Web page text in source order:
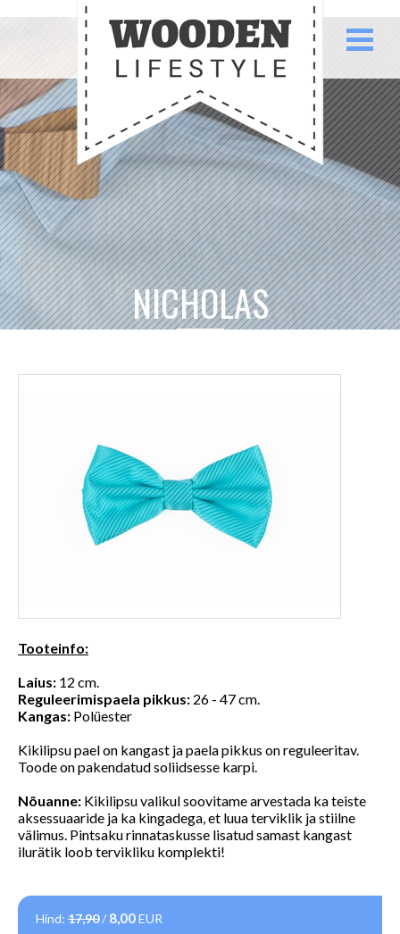
NICHOLAS
Tooteinfo:
Laius: 12 cm.
Reguleerimispaela pikkus: 26 - 47 cm.
Kangas: Polüester
Kikilipsu pael on kangast ja paela pikkus on reguleeritav.
Toode on pakendatud soliidsesse karpi.
Nõuanne: Kikilipsu valikul soovitame arvestada ka teiste
aksessuaaride ja ka kingadega, et luua terviklik ja stiilne
välimus. Pintsaku rinnataskusse lisatud samast kangast
ilurätik loob tervikliku komplekti!
Hind: 17,90/ 8,00EUR